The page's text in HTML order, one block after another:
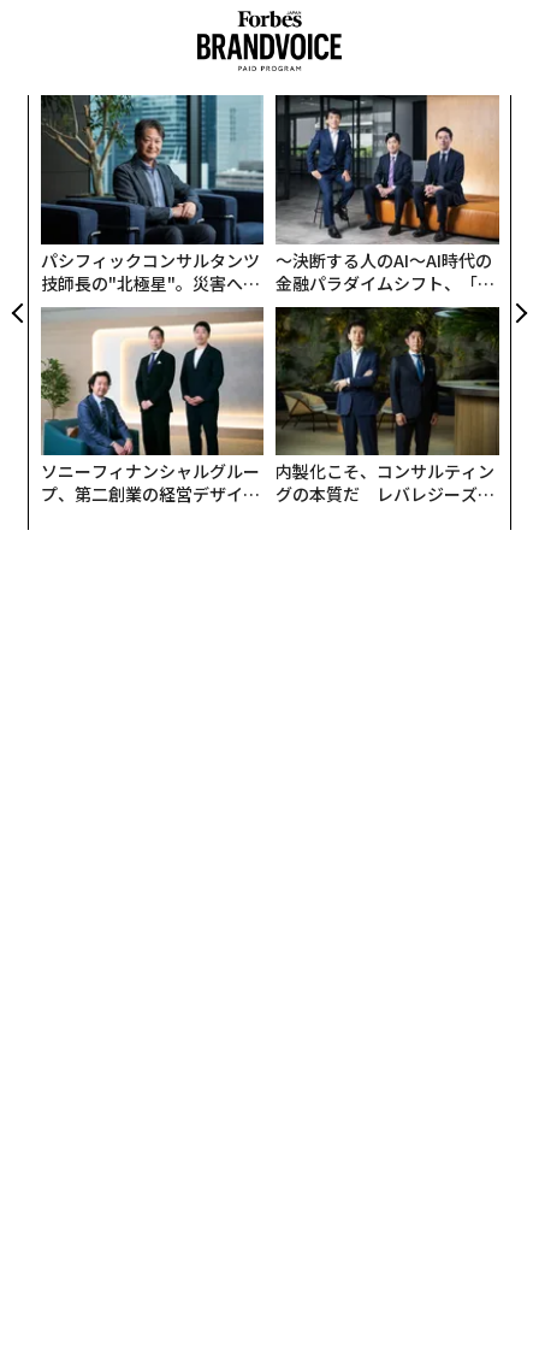
パシフィックコンサルタンツ
技師長の"北極星"。災害への
無力感を乗り越え見つけた、
防災一筋20年の答え
〜決断する人のAI〜AI時代の
金融パラダイムシフト、「超
個別化」の核心 【MUFG×ウ
ェルスナビ×PwC】
ソニーフィナンシャルグルー
プ、第二創業の経営デザイン
内製化こそ、コンサルティン
グの本質だ レバレジーズが